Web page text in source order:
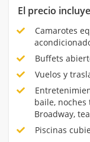
El precio incluye
Camarotes
Buffets
Vuelos y
baile, noches
Broadway,
Piscinas